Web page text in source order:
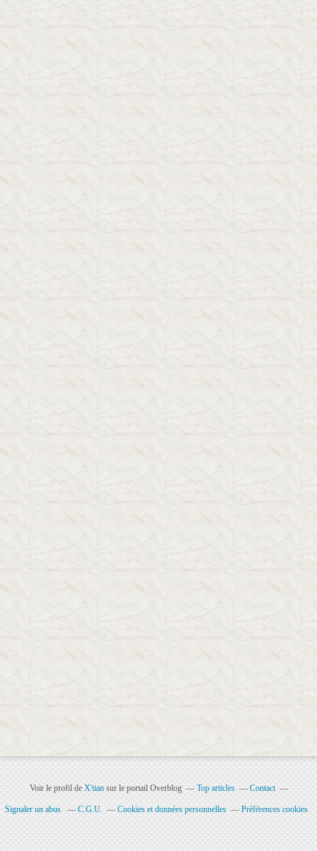
Voir le profil de X'tiansur le portail Overblog Top articles Contact
Signaler un abus C.G.U. Cookies et données personnelles Préférences cookies